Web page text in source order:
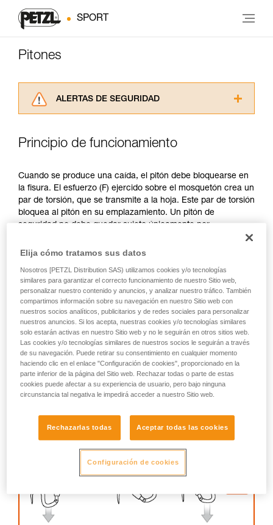
SPORT
Pitones
ALERTAS DE SEGURIDAD
consultarlo. Usted debe comprender la
comprender este complemento informativo.
Dominar estas técnicas requiere una formación
y un entrenamiento específico. Confirme a
través de un profesional su capacidad para
ejecutar estas técnicas, solo y con total
Damos ejemplos de técnicas relacionadas con
su actividad. Pueden existir otras que no
describimos aquí.
Principio de funcionamiento
Cuando se produce una caída, el pitón debe bloquearse en
la fisura. El esfuerzo (F) ejercido sobre el mosquetón crea un
par de torsión, que se transmite a la hoja. Este par de torsión
bloquea al pitón en su emplazamiento. Un pitón de
seguridad no debe quedar sujeto únicamente por
Elija cómo tratamos sus datos
Nosotros [PETZL Distribution SAS) utilizamos cookies y/o tecnologías
similares para garantizar el correcto funcionamiento de nuestro Sitio web,
personalizar nuestro contenido y anuncios, y analizar nuestro tráfico. También
compartimos información sobre su navegación en nuestro Sitio web con
nuestros socios analíticos, publicitarios y de redes sociales para personalizar
nuestros anuncios. Si los acepta, nuestras cookies y/o tecnologías similares
solo estarán activas en nuestro Sitio web y no le seguirán en otros sitios web.
Las cookies y/o tecnologías similares de nuestros socios le seguirán a través
de su navegación. Puede retirar su consentimiento en cualquier momento
haciendo clic en el enlace "Configuración de cookies", proporcionado en la
parte inferior de la página del Sitio web. Rechazar todas o parte de estas
cookies puede afectar a su experiencia de usuario, pero bajo ninguna
circunstancia tal negativa le impedirá acceder a nuestro Sitio web.
Rechazarlas todas Aceptar todas las cookies
Configuración de cookies